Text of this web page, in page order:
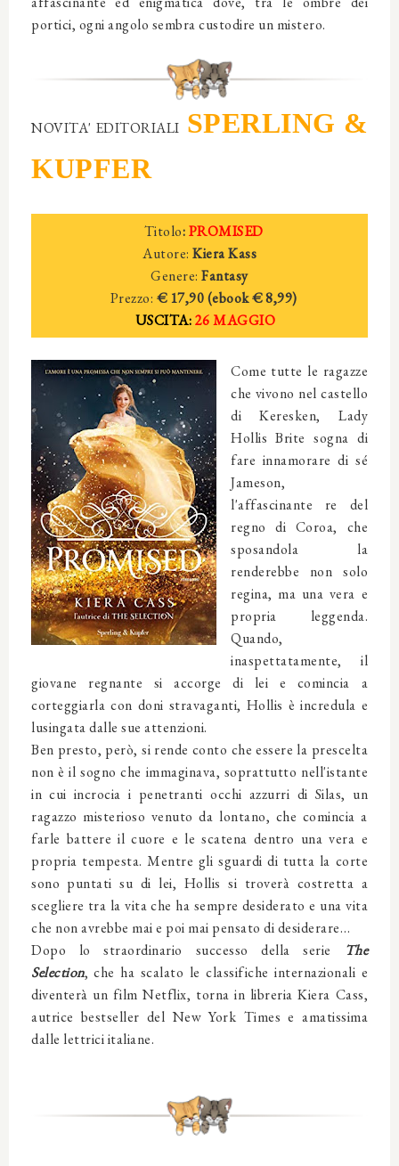
portici, ogni angolo sembra custodire un mistero.
NOVITA' EDITORIALI SPERLING &
KUPFER
Titolo:PROMISED
Autore: Kiera Kass
Genere:Fantasy
Prezzo: € 17,90 (ebook € 8,99)
USCITA:26 MAGGIO
Come tutte le ragazze
che vivono nel castello
di Keresken, Lady
Hollis Brite sogna di
fare innamorare di sé
Jameson,
l'affascinante re del
regno di Coroa, che
sposandola la
renderebbe non solo
regina, ma una vera e
propria leggenda.
Quando,
inaspettatamente, il
giovane regnante si accorge di lei e comincia a
corteggiarla con doni stravaganti, Hollis è incredula e
lusingata dalle sue attenzioni.
Ben presto, però, si rende conto che essere la prescelta
non è il sogno che immaginava, soprattutto nell'istante
in cui incrocia i penetranti occhi azzurri di Silas, un
ragazzo misterioso venuto da lontano, che comincia a
farle battere il cuore e le scatena dentro una vera e
propria tempesta. Mentre gli sguardi di tutta la corte
sono puntati su di lei, Hollis si troverà costretta a
scegliere tra la vita che ha sempre desiderato e una vita
che non avrebbe mai e poi mai pensato di desiderare…
Dopo lo straordinario successo della serie
The
Selection, che ha scalato le classifiche internazionali e
diventerà un film Netflix, torna in libreria Kiera Cass,
autrice bestseller del New York Times e amatissima
dalle lettrici italiane.